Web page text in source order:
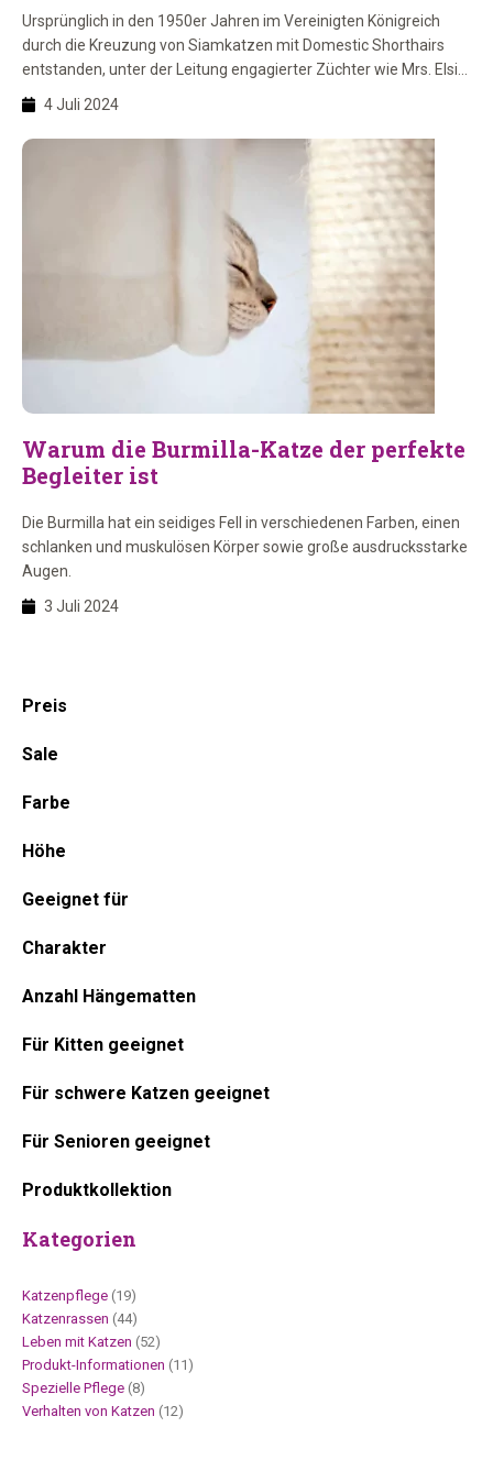
Ursprünglich in den 1950er Jahren im Vereinigten Königreich
durch die Kreuzung von Siamkatzen mit Domestic Shorthairs
entstanden, unter der Leitung engagierter Züchter wie Mrs. Elsie
Quinn und Mrs. Rachel Rodgers.
4 Juli 2024
Warum die Burmilla-Katze der perfekte
Begleiter ist
Die Burmilla hat ein seidiges Fell in verschiedenen Farben, einen
schlanken und muskulösen Körper sowie große ausdrucksstarke
Augen.
3 Juli 2024
Haupt-
Sidebar
Preis
Sale
Farbe
Höhe
Geeignet für
Charakter
Anzahl Hängematten
Für Kitten geeignet
Für schwere Katzen geeignet
Für Senioren geeignet
Produktkollektion
Kategorien
Katzenpflege (19)
Katzenrassen (44)
Leben mit Katzen (52)
Produkt-Informationen (11)
Spezielle Pflege (8)
Verhalten von Katzen (12)